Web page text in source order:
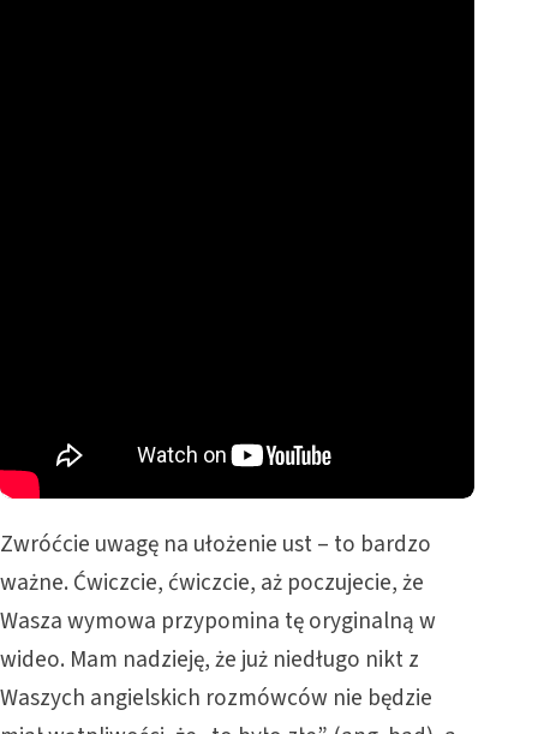
Zwróćcie uwagę na ułożenie ust – to bardzo
ważne. Ćwiczcie, ćwiczcie, aż poczujecie, że
Wasza wymowa przypomina tę oryginalną w
wideo. Mam nadzieję, że już niedługo nikt z
Waszych angielskich rozmówców nie będzie